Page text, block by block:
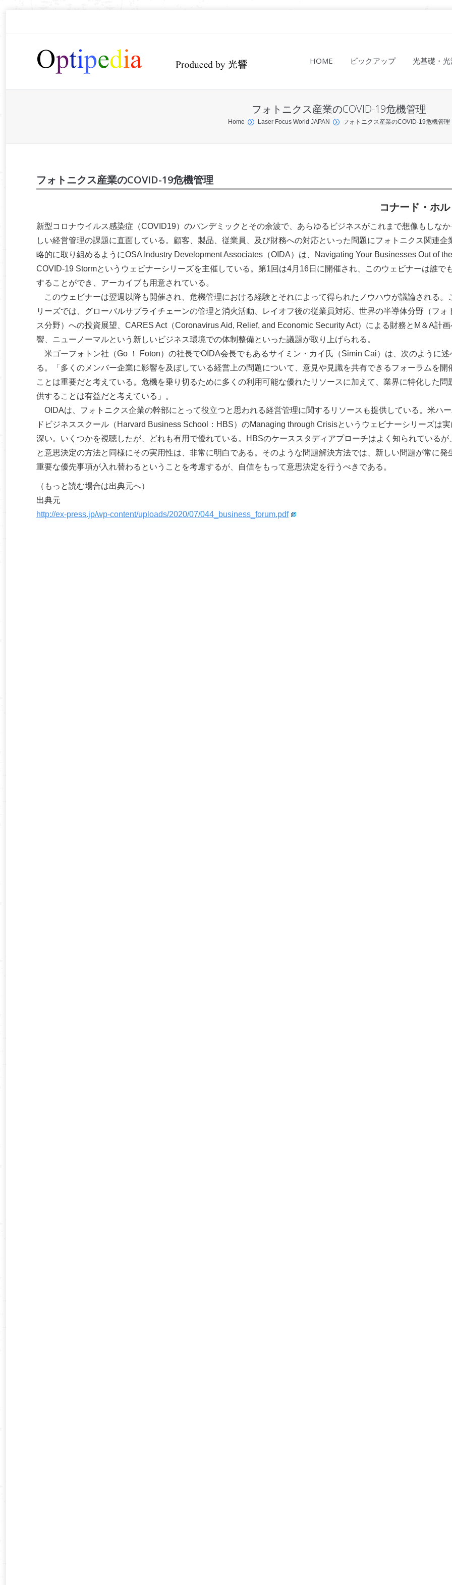
HOME ピックアップ 光基礎・
フォトニクス産業のCOVID-19危機管理
Home Laser Focus World JAPAN フォトニクス産業のCOVID-19危機管理
フォトニクス産業のCOVID-19危機管理
コナード・ホ
新型コロナウイルス感染症（COVID19）のパンデミックとその余波で、あらゆるビジネスがこれまで想像もしな
しい経営管理の課題に直面している。顧客、製品、従業員、及び財務への対応といった問題にフォトニクス関連企
略的に取り組めるようにOSA Industry Development Associates（OIDA）は、Navigating Your Businesses Out of the
COVID-19 Stormというウェビナーシリーズを主催している。第1回は4月16日に開催され、このウェビナーは誰で
することができ、アーカイブも用意されている。
このウェビナーは翌週以降も開催され、危機管理における経験とそれによって得られたノウハウが議論される。
リーズでは、グローバルサプライチェーンの管理と消火活動、レイオフ後の従業員対応、世界の半導体分野（フォ
ス分野）への投資展望、CARES Act（Coronavirus Aid, Relief, and Economic Security Act）による財務とM＆A計
響、ニューノーマルという新しいビジネス環境での体制整備といった議題が取り上げられる。
米ゴーフォトン社（Go ！ Foton）の社長でOIDA会長でもあるサイミン・カイ氏（Simin Cai）は、次のように述
る。「多くのメンバー企業に影響を及ぼしている経営上の問題について、意見や見識を共有できるフォーラムを開
ことは重要だと考えている。危機を乗り切るために多くの利用可能な優れたリソースに加えて、業界に特化した問
供することは有益だと考えている」。
OIDAは、フォトニクス企業の幹部にとって役立つと思われる経営管理に関するリソースも提供している。米ハ
ドビジネススクール（Harvard Business School：HBS）のManaging through Crisisというウェビナーシリーズは
深い。いくつかを視聴したが、どれも有用で優れている。HBSのケーススタディアプローチはよく知られているが
と意思決定の方法と同様にその実用性は、非常に明白である。そのような問題解決方法では、新しい問題が常に発
重要な優先事項が入れ替わるということを考慮するが、自信をもって意思決定を行うべきである。
（もっと読む場合は出典元へ）
出典元
http://ex-press.jp/wp-content/uploads/2020/07/044_business_forum.pdf